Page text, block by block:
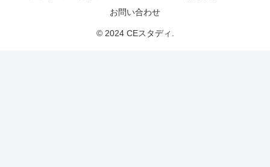
お問い合わせ
© 2024 CEスタディ.